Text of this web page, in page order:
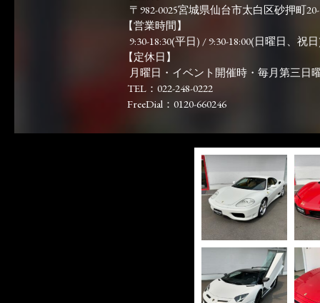
〒982-0025宮城県仙台市太白区砂押町
【営業時間】
9:30-18:30(平日) / 9:30-18:00(日曜日、祝日
【定休日】
月曜日・イベント開催時・毎月第三日
TEL：022-248-0222
FreeDial：0120-660246